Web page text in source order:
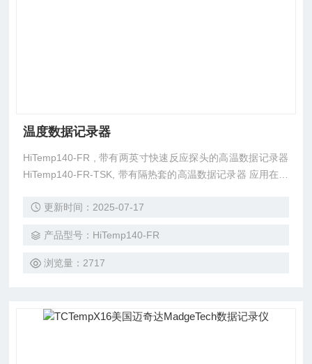
温度数据记录器
HiTemp140-FR , 带有两英寸快速反应探头的高温数据记录器
HiTemp140-FR-TSK, 带有隔热套的高温数据记录器 应用在锅
品, “ 迈奇达“ 品牌, Madgetech. 浙江科通仪器有限公司广州分
更新时间：2025-07-17
产品型号：HiTemp140-FR
浏览量：2717